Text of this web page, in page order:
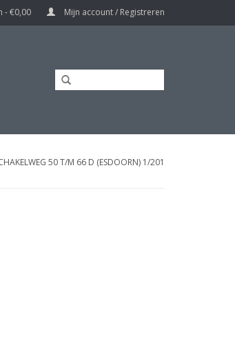
- €0,00 Mijn account / Registreren
50 T/M 66 D (ESDOORN) 1/201